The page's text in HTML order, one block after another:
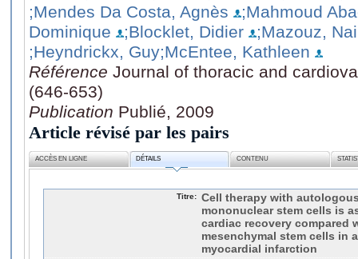
;Mendes Da Costa, Agnès
;Mahmoud
Dominique
;Blocklet, Didier
;Mazouz,
;Heyndrickx, Guy;McEntee, Kathleen
Référence Journal of thoracic and
(646-653)
Publication Publié, 2009
Article révisé par les pairs
ACCÈS EN LIGNE DÉTAILS CONTENU
Titre: Cell therapy with
mononuclear stem cells is
cardiac recovery compared
mesenchymal stem cells in
myocardial infarction